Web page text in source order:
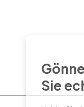
Sie sich
verdienen!